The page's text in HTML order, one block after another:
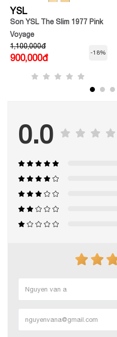
YSL
Son YSL The Slim 1977 Pink
Voyage
1,100,000đ
900,000đ
-18%
0.0